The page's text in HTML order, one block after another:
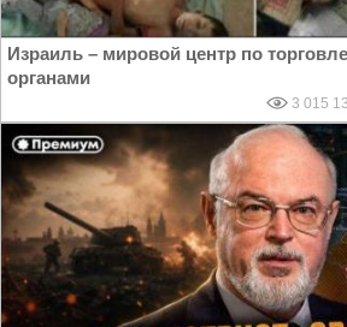
Израиль – мировой центр по
органами
3 015